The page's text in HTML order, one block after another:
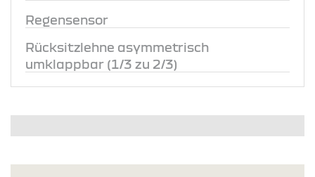
Regensensor
Rücksitzlehne asymmetrisch
umklappbar (1/3 zu 2/3)